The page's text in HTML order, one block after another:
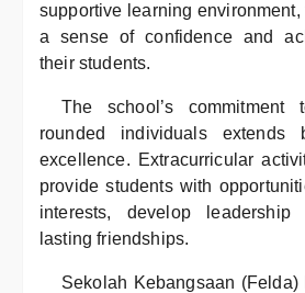
supportive learning
a sense of confidence and
their students.
The school’s commitment
rounded individuals extends
excellence. Extracurricular
provide students with
interests, develop
lasting friendships.
Sekolah Kebangsaan